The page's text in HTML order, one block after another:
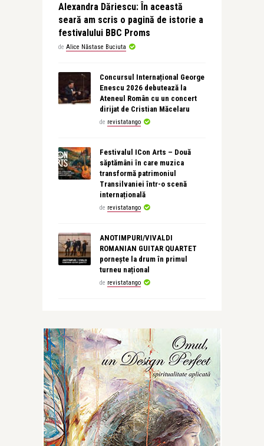
Alexandra Dăriescu: În această
seară am scris o pagină de istorie a
festivalului BBC Proms
de Alice Năstase Buciuta
Concursul Internațional George
Enescu 2026 debutează la
Ateneul Român cu un concert
dirijat de Cristian Măcelaru
de revistatango
Festivalul ICon Arts – Două
săptămâni în care muzica
transformă patrimoniul
Transilvaniei într-o scenă
internațională
de revistatango
ANOTIMPURI/VIVALDI
ROMANIAN GUITAR QUARTET
pornește la drum în primul
turneu național
de revistatango